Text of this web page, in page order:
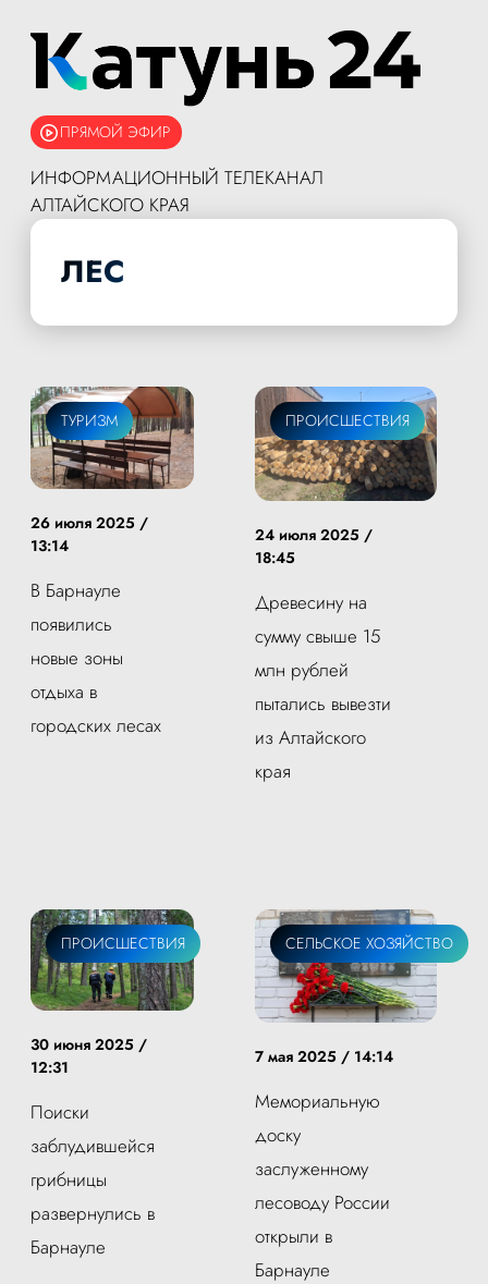
ПРЯМОЙ ЭФИР
ИНФОРМАЦИОННЫЙ ТЕЛЕКАНАЛ
АЛТАЙСКОГО КРАЯ
ЛЕС
ТУРИЗМ
26 июля 2025 /
13:14
В Барнауле
появились
новые зоны
отдыха в
городских лесах
ПРОИСШЕСТВИЯ
24 июля 2025 /
18:45
Древесину на
сумму свыше 15
млн рублей
пытались вывезти
из Алтайского
края
ПРОИСШЕСТВИЯ
30 июня 2025 /
12:31
Поиски
заблудившейся
грибницы
развернулись в
Барнауле
СЕЛЬСКОЕ ХОЗЯЙСТВО
7 мая 2025 / 14:14
Мемориальную
доску
заслуженному
лесоводу России
открыли в
Барнауле